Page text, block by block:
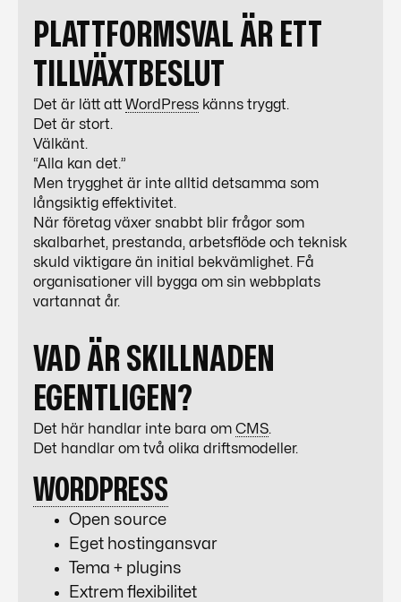
PLATTFORMSVAL ÄR ETT
TILLVÄXTBESLUT
Det är lätt att WordPress känns tryggt.
Det är stort.
Välkänt.
“Alla kan det.”
Men trygghet är inte alltid detsamma som
långsiktig effektivitet.
När företag växer snabbt blir frågor som
skalbarhet, prestanda, arbetsflöde och teknisk
skuld viktigare än initial bekvämlighet. Få
organisationer vill bygga om sin webbplats
vartannat år.
VAD ÄR SKILLNADEN
EGENTLIGEN?
Det här handlar inte bara om CMS.
Det handlar om två olika driftsmodeller.
WORDPRESS
Open source
Eget hostingansvar
Tema + plugins
Extrem flexibilitet